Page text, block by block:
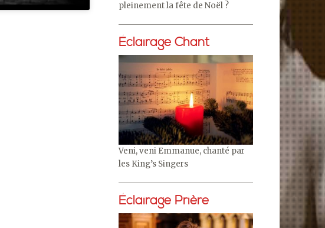
pleinement la fête de Noël ?
Éclairage Chant
Veni, veni Emmanue, chanté par
les King’s Singers
Éclairage Prière